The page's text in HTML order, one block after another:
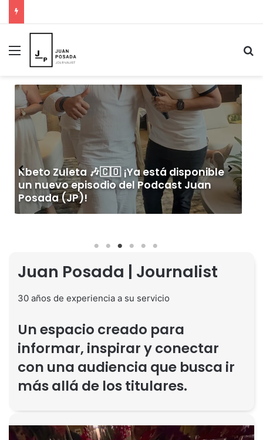
Menú
🎙️ WILFRAN CASTILLO ¡YA DISPONIBLE EN EL
PODCAST JUAN POSADA (JP)! 🎙️
Juan Posada | Journalist
30 años de experiencia a su servicio
Un espacio creado para
informar, inspirar y conectar
con una audiencia que busca ir
más allá de los titulares.